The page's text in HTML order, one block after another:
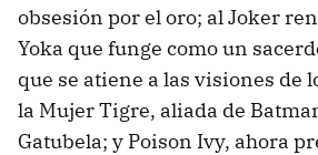
obsesión por el oro; al Joker
Yoka que funge como un
que se atiene a las visiones de
la Mujer Tigre, aliada de
Gatubela; y Poison Ivy, ahora